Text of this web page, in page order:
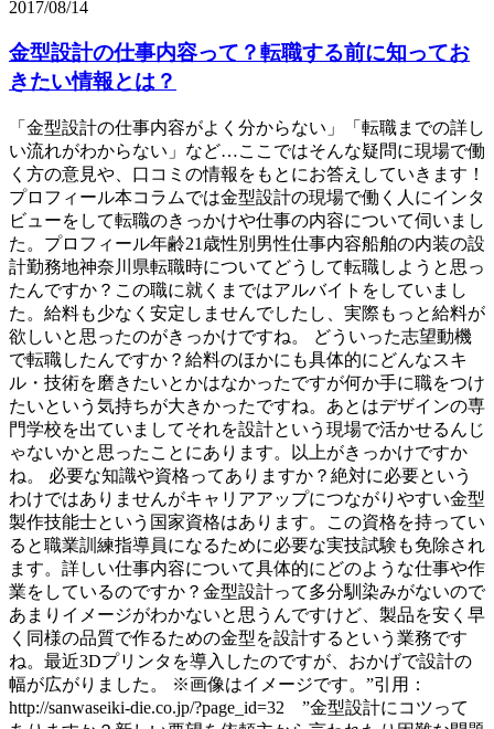
2017/08/14
金型設計の仕事内容って？転職する前に知ってお
きたい情報とは？
「金型設計の仕事内容がよく分からない」「転職までの詳し
い流れがわからない」など…ここではそんな疑問に現場で働
く方の意見や、口コミの情報をもとにお答えしていきます！
プロフィール本コラムでは金型設計の現場で働く人にインタ
ビューをして転職のきっかけや仕事の内容について伺いまし
た。プロフィール年齢21歳性別男性仕事内容船舶の内装の設
計勤務地神奈川県転職時についてどうして転職しようと思っ
たんですか？この職に就くまではアルバイトをしていまし
た。給料も少なく安定しませんでしたし、実際もっと給料が
欲しいと思ったのがきっかけですね。 どういった志望動機
で転職したんですか？給料のほかにも具体的にどんなスキ
ル・技術を磨きたいとかはなかったですが何か手に職をつけ
たいという気持ちが大きかったですね。あとはデザインの専
門学校を出ていましてそれを設計という現場で活かせるんじ
ゃないかと思ったことにあります。以上がきっかけですか
ね。 必要な知識や資格ってありますか？絶対に必要という
わけではありませんがキャリアアップにつながりやすい金型
製作技能士という国家資格はあります。この資格を持ってい
ると職業訓練指導員になるために必要な実技試験も免除され
ます。詳しい仕事内容について具体的にどのような仕事や作
業をしているのですか？金型設計って多分馴染みがないので
あまりイメージがわかないと思うんですけど、製品を安く早
く同様の品質で作るための金型を設計するという業務です
ね。最近3Dプリンタを導入したのですが、おかげで設計の
幅が広がりました。 ※画像はイメージです。”引用：
http://sanwaseiki-die.co.jp/?page_id=32 ”金型設計にコツって